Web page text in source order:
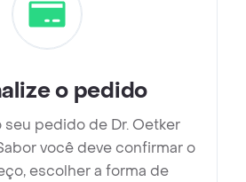
o pedido
seu pedido de Dr. Oetker
você deve confirmar o
escolher a forma de